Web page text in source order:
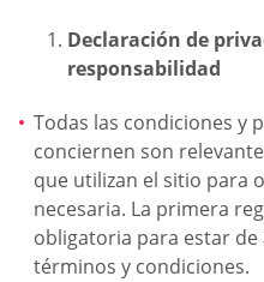
Declaración de
responsabilidad
Todas las condiciones y
conciernen son
que utilizan el sitio para
necesaria. La primera
obligatoria para estar
términos y condiciones.